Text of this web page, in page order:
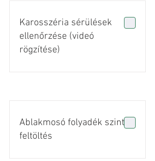
Karosszéria sérülések
ellenőrzése (videó
rögzítése)
Ablakmosó folyadék szint
feltöltés